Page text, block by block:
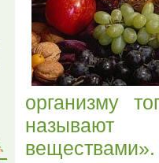
организму
называют
веществами».